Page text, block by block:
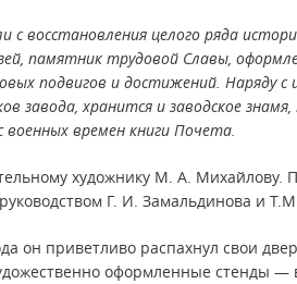
восстановления целого ряда
памятник трудовой Славы,
подвигов и достижений. Наряду с
хранится и заводское знамя,
времен книги Почета.
художнику М. А. Михайлову.
Г. И. Замальдинова и
он приветливо распахнул свои
оформленные стенды —